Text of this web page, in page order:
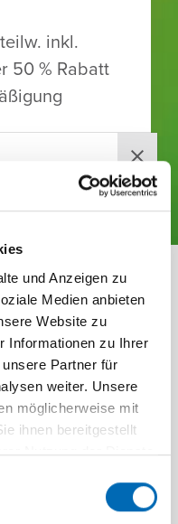
und Anzeigen zu
Medien anbieten
Website zu
Informationen zu Ihrer
Partner für
weiter. Unsere
möglicherweise mit
ihnen bereitgestellt
Nutzung der Dienste
inkl.
50 % Rabatt
versorgen
mit brand­
Infos,
span­nenden
Raben­berg.
eingeben, den
jetzt
Klicke auf